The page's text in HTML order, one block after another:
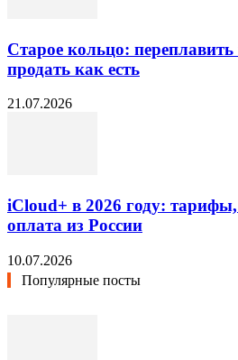
Старое кольцо:
продать как есть
21.07.2026
iCloud+ в 2026 году:
оплата из России
10.07.2026
Популярные посты